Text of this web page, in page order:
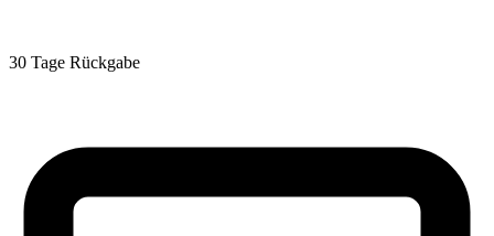
30 Tage Rückgabe